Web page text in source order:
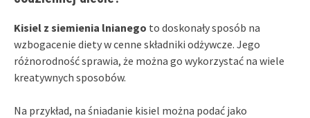
Kisiel z siemienia lnianego to doskonały sposób na
wzbogacenie diety w cenne składniki odżywcze. Jego
różnorodność sprawia, że można go wykorzystać na wiele
kreatywnych sposobów.
Na przykład, na śniadanie kisiel można podać jako